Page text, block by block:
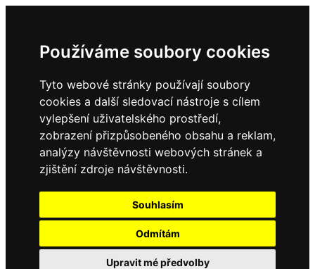
Používáme soubory cookies
Tyto webové stránky používají soubory
cookies a další sledovací nástroje s cílem
vylepšení uživatelského prostředí,
zobrazení přizpůsobeného obsahu a reklam,
analýzy návštěvnosti webových stránek a
zjištění zdroje návštěvnosti.
Souhlasím
Odmítám
Upravit mé předvolby